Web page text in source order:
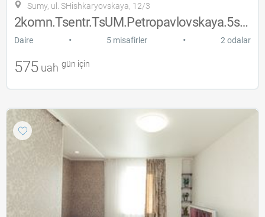
Sumy, ul. SHishkaryovskaya, 12/3
2komn.Tsentr.TsUM.Petropavlovskaya.5spal
Daire • 5 misafirler • 2 odalar
575 uah gün için